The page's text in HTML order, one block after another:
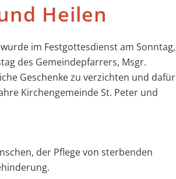
Heilen
im Festgottesdienst am Sonntag,
des Gemeindepfarrers, Msgr.
Geschenke zu verzichten und dafür
Kirchengemeinde St. Peter und
der Pflege von sterbenden